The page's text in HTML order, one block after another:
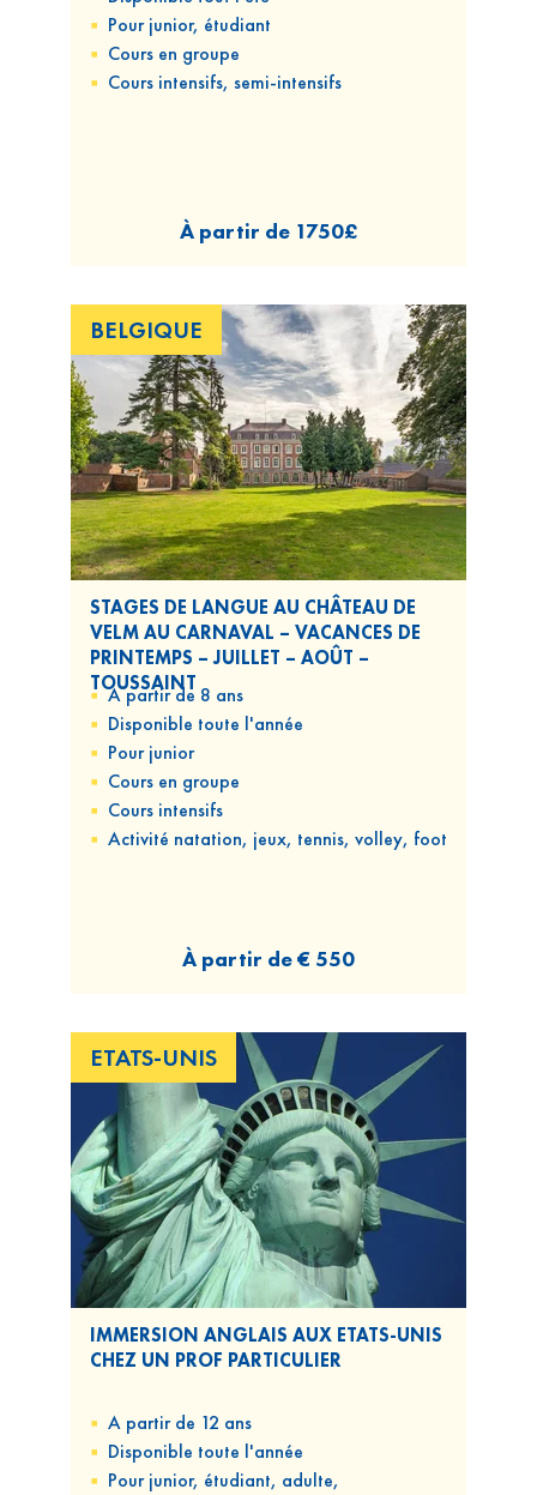
Pour junior, étudiant
Cours en groupe
Cours intensifs, semi-intensifs
À partir de 1750£
BELGIQUE
STAGES DE LANGUE AU CHÂTEAU DE
VELM AU CARNAVAL – VACANCES DE
PRINTEMPS – JUILLET – AOÛT –
TOUSSAINT
A partir de 8 ans
Disponible toute l'année
Pour junior
Cours en groupe
Cours intensifs
Activité natation, jeux, tennis, volley, foot
À partir de€ 550
ETATS-UNIS
IMMERSION ANGLAIS AUX ETATS-UNIS
CHEZ UN PROF PARTICULIER
A partir de 12 ans
Disponible toute l'année
Pour junior, étudiant, adulte,